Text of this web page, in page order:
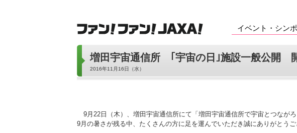
イベント・シン
増田宇宙通信所 ｢宇宙の日｣施設一般公開
2016年11月16日（水）
9月22日（木）、増田宇宙通信所にて「増田宇宙通信所で宇宙とつなが
9月の暑さが残る中、たくさんの方に足を運んでいただき誠にありがとうご